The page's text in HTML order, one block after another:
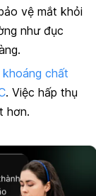
vệ mắt khỏi
như đục
chất
. Việc hấp thụ
hơn.